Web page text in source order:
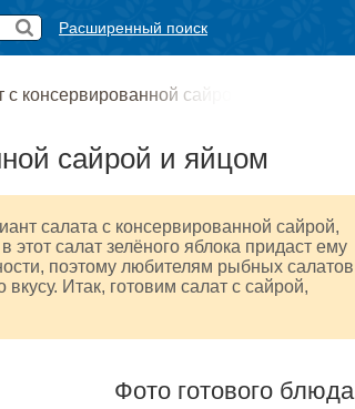
Расширенный поиск
с консервированной сайро
сайрой и яйцом
салата с консервированной сайрой,
салат зелёного яблока придаст ему
поэтому любителям рыбных салатов
Итак, готовим салат с сайрой,
Фото готового блюда